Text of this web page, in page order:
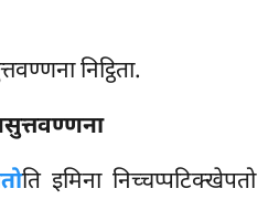
निट्ठिता.
ति इमिना निच्चप्पटिक्खेपतो